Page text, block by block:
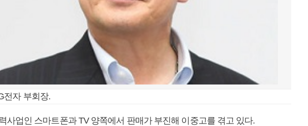
전자 부회장.
사업인 스마트폰과 TV 양쪽에서 판매가 부진해 이중고를 겪고 있다.